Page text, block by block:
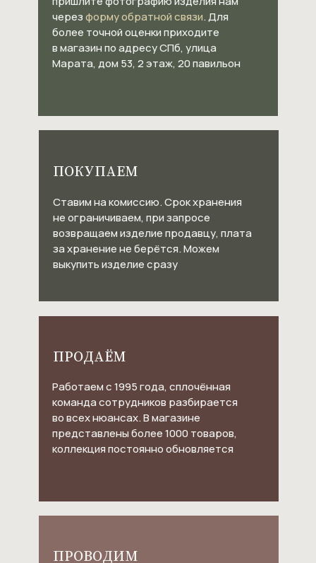
черезформу обратной связи. Для
более точной оценки приходите
в магазин по адресу СПб, улица
Марата, дом 53, 2 этаж, 20 павильон
ПОКУПАЕМ
Ставим на комиссию. Срок хранения
не ограничиваем, при запросе
возвращаем изделие продавцу, плата
за хранение не берётся. Можем
выкупить изделие сразу
ПРОДАЁМ
Работаем с 1995 года, сплочённая
команда сотрудников разбирается
во всех нюансах. В магазине
представлены более 1000 товаров,
коллекция постоянно обновляется
ПРОВОДИМ